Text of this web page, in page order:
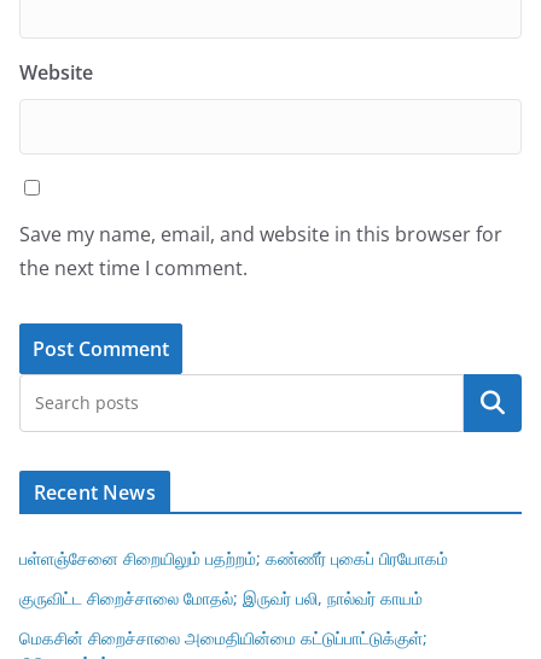
Website
Save my name, email, and website in this browser for
the next time I comment.
Search
Recent News
பள்ளஞ்சேனை சிறையிலும் பதற்றம்; கண்ணீர் புகைப் பிரயோகம்
குருவிட்ட சிறைச்சாலை மோதல்; இருவர் பலி, நால்வர் காயம்
மெகசின் சிறைச்சாலை அமைதியின்மை கட்டுப்பாட்டுக்குள்;